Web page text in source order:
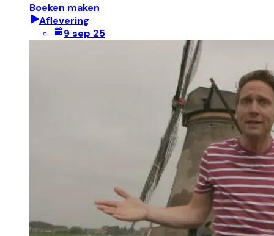
Boeken maken
Aflevering
9 sep 25